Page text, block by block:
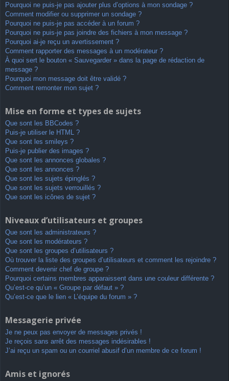
Pourquoi ne puis-je pas ajouter plus d’options à mon sondage ?
Comment modifier ou supprimer un sondage ?
Pourquoi ne puis-je pas accéder à un forum ?
Pourquoi ne puis-je pas joindre des fichiers à mon message ?
Pourquoi ai-je reçu un avertissement ?
Comment rapporter des messages à un modérateur ?
À quoi sert le bouton « Sauvegarder » dans la page de rédaction de
message ?
Pourquoi mon message doit être validé ?
Comment remonter mon sujet ?
Mise en forme et types de sujets
Que sont les BBCodes ?
Puis-je utiliser le HTML ?
Que sont les smileys ?
Puis-je publier des images ?
Que sont les annonces globales ?
Que sont les annonces ?
Que sont les sujets épinglés ?
Que sont les sujets verrouillés ?
Que sont les icônes de sujet ?
Niveaux d’utilisateurs et groupes
Que sont les administrateurs ?
Que sont les modérateurs ?
Que sont les groupes d’utilisateurs ?
Où trouver la liste des groupes d’utilisateurs et comment les rejoindre ?
Comment devenir chef de groupe ?
Pourquoi certains membres apparaissent dans une couleur différente ?
Qu’est-ce qu’un « Groupe par défaut » ?
Qu’est-ce que le lien « L’équipe du forum » ?
Messagerie privée
Je ne peux pas envoyer de messages privés !
Je reçois sans arrêt des messages indésirables !
J’ai reçu un spam ou un courriel abusif d’un membre de ce forum !
Amis et ignorés